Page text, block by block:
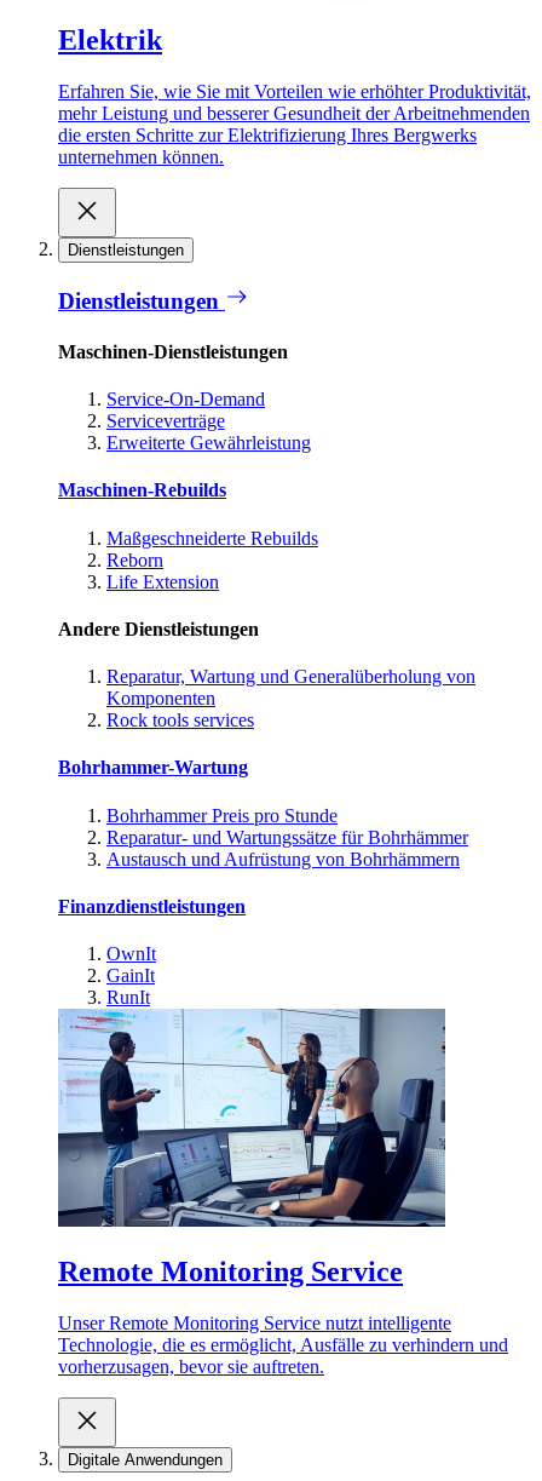
Elektrik
Erfahren Sie, wie Sie mit Vorteilen wie erhöhter Produktivität,
mehr Leistung und besserer Gesundheit der Arbeitnehmenden
die ersten Schritte zur Elektrifizierung Ihres Bergwerks
unternehmen können.
Dienstleistungen
Dienstleistungen
Maschinen-Dienstleistungen
Service-On-Demand
Serviceverträge
Erweiterte Gewährleistung
Maschinen-Rebuilds
Maßgeschneiderte Rebuilds
Reborn
Life Extension
Andere Dienstleistungen
Reparatur, Wartung und Generalüberholung von
Komponenten
Rock tools services
Bohrhammer-Wartung
Bohrhammer Preis pro Stunde
Reparatur- und Wartungssätze für Bohrhämmer
Austausch und Aufrüstung von Bohrhämmern
Finanzdienstleistungen
OwnIt
GainIt
RunIt
Remote Monitoring Service
Unser Remote Monitoring Service nutzt intelligente
Technologie, die es ermöglicht, Ausfälle zu verhindern und
vorherzusagen, bevor sie auftreten.
Digitale Anwendungen